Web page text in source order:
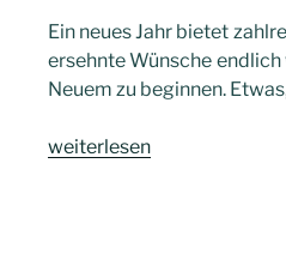
Ein neues Jahr bietet
ersehnte Wünsche
Neuem zu beginnen.
„Newsletter
weiterlesen